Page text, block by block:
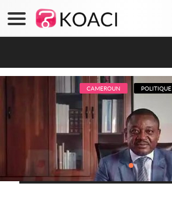
de la Guinée
CAMEROUN POLITIQUE